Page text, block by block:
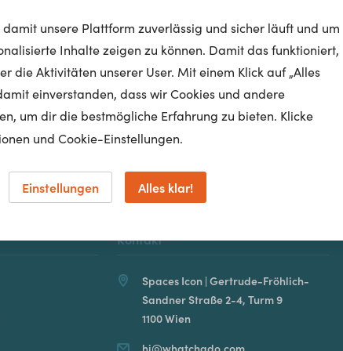
Homepage
Kontakt
Spaces Icon | Gertrude-Fröhlich-
Sandner Straße 2-4, Turm 9
1100 Wien
hi@whatchado.com
damit unsere Plattform zuverlässig und sicher läuft und um
Inhalte zeigen zu können. Damit das funktioniert,
die Aktivitäten unserer User. Mit einem Klick auf „Alles
einverstanden, dass wir Cookies und andere
um dir die bestmögliche Erfahrung zu bieten. Klicke
und Cookie-Einstellungen.
Einstellungen Alles klar!